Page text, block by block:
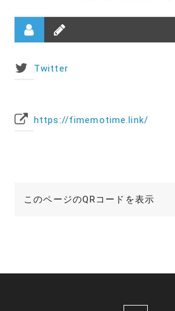
Twitter
https://fimemotime.link/
このページのQRコードを表示